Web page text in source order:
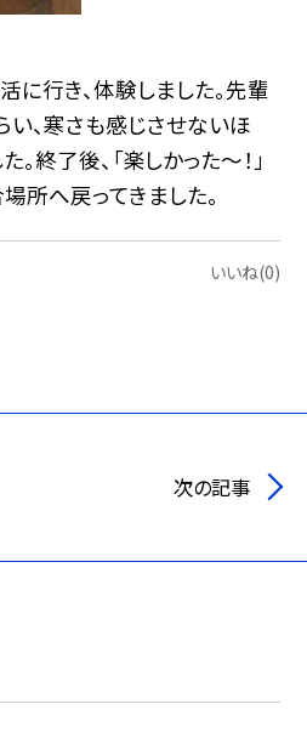
行き、体験しました。先輩
い、寒さも感じさせないほ
終了後、「楽しかった〜！」
所へ戻ってきました。
いいね(0)
次の記事